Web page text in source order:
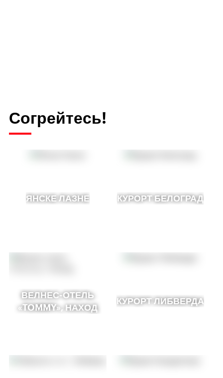
Согрейтесь!
ЯНСКЕ ЛАЗНЕ КУРОРТ БЕЛОГРАД
ВЕЛНЕС-ОТЕЛЬ
«TOMMY», НАХОД
КУРОРТ ЛИБВЕРДА